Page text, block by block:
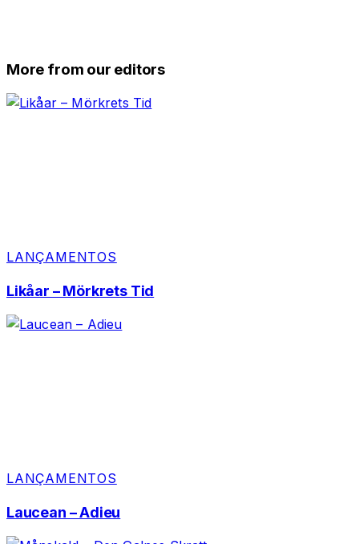
More from our editors
LANÇAMENTOS
Likåar – Mörkrets Tid
LANÇAMENTOS
Laucean – Adieu